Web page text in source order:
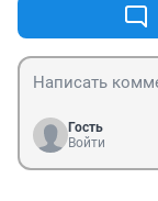
Гость
Войти